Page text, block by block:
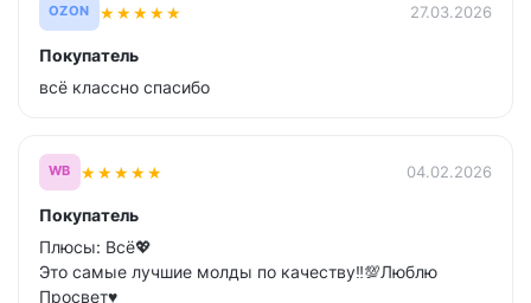
OZON ★★★★★ 27.03.2026
Покупатель
всё классно спасибо
WB ★★★★★ 04.02.2026
Покупатель
Плюсы: Всё💖
Это самые лучшие молды по качеству‼️💯Люблю
Просвет♥️